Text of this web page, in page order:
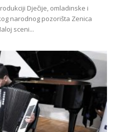
Dječije, omladinske i
narodnog pozorišta Zenica
sceni...